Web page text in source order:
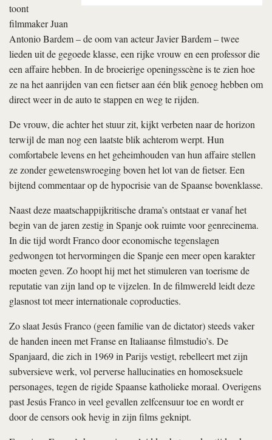
toont
filmmaker Juan
Antonio Bardem – de oom van acteur Javier Bardem – twee
lieden uit de gegoede klasse, een rijke vrouw en een professor die
een affaire hebben. In de broeierige openingsscène is te zien hoe
ze na het aanrijden van een fietser aan één blik genoeg hebben om
direct weer in de auto te stappen en weg te rijden.
De vrouw, die achter het stuur zit, kijkt verbeten naar de horizon
terwijl de man nog een laatste blik achterom werpt. Hun
comfortabele levens en het geheimhouden van hun affaire stellen
ze zonder gewetenswroeging boven het lot van de fietser. Een
bijtend commentaar op de hypocrisie van de Spaanse bovenklasse.
Naast deze maatschappijkritische drama’s ontstaat er vanaf het
begin van de jaren zestig in Spanje ook ruimte voor genrecinema.
In die tijd wordt Franco door economische tegenslagen
gedwongen tot hervormingen die Spanje een meer open karakter
moeten geven. Zo hoopt hij met het stimuleren van toerisme de
reputatie van zijn land op te vijzelen. In de filmwereld leidt deze
glasnost tot meer internationale coproducties.
Zo slaat Jesús Franco (geen familie van de dictator) steeds vaker
de handen ineen met Franse en Italiaanse filmstudio’s. De
Spanjaard, die zich in 1969 in Parijs vestigt, rebelleert met zijn
subversieve werk, vol perverse hallucinaties en homoseksuele
personages, tegen de rigide Spaanse katholieke moraal. Overigens
past Jesús Franco in veel gevallen zelfcensuur toe en wordt er
door de censors ook hevig in zijn films geknipt.